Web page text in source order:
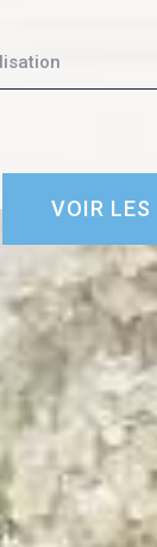
VOIR LES